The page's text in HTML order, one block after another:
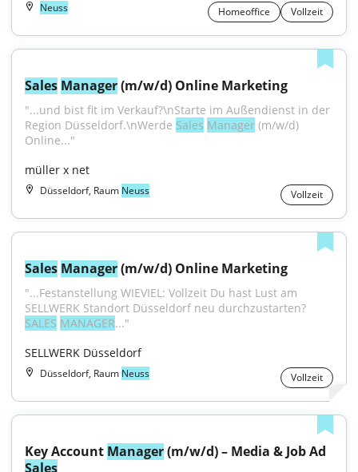
Neuss Homeoffice Vollzeit
Sales Manager (m/w/d) Online Marketing
"...und bist fit im Verkauf?\nStarte im Außendienst in der
Region Düsseldorf.\nWerde Sales Manager (m/w/d)
Online..."
müller x net
Düsseldorf, Raum Neuss Vollzeit
Sales Manager (m/w/d) Online Marketing
"...Festanstellung WIEVIEL: Vollzeit Du hast Lust am
SALES MANAGER..."
SELLWERK Düsseldorf
Düsseldorf, Raum Neuss Vollzeit
Key Account Manager
Sales